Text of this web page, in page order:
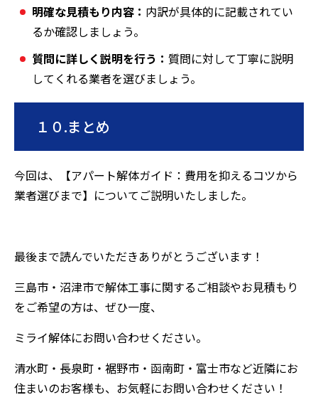
明確な見積もり内容： 内訳が具体的に記載されてい
るか確認しましょう。
質問に詳しく説明を行う： 質問に対して丁寧に説明
してくれる業者を選びましょう。
１０.まとめ
今回は、【アパート解体ガイド：費用を抑えるコツから
業者選びまで】についてご説明いたしました。
最後まで読んでいただきありがとうございます！
三島市・沼津市で解体工事に関するご相談やお見積もり
をご希望の方は、ぜひ一度、
ミライ解体にお問い合わせください。
清水町・長泉町・裾野市・函南町・富士市など近隣にお
住まいのお客様も、お気軽にお問い合わせください！